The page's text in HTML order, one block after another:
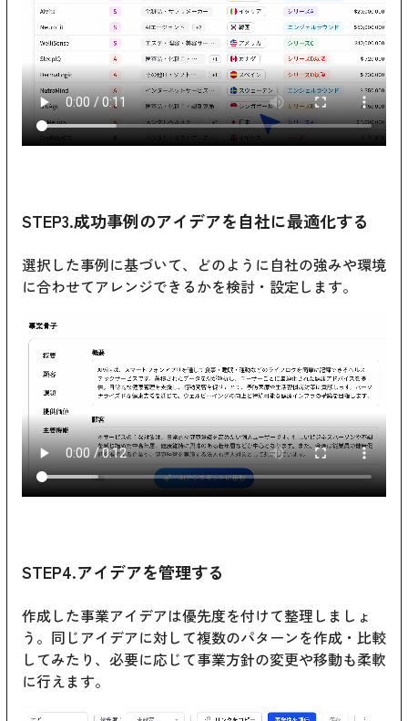
STEP3.成功事例のアイデアを自社に最適化する
選択した事例に基づいて、どのように自社の強みや環境
に合わせてアレンジできるかを検討・設定します。
STEP4.アイデアを管理する
作成した事業アイデアは優先度を付けて整理しましょ
う。同じアイデアに対して複数のパターンを作成・比較
してみたり、必要に応じて事業方針の変更や移動も柔軟
に行えます。